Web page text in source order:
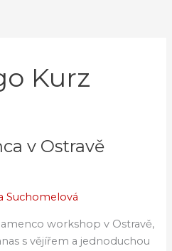
Kurz
v Ostravě
Suchomelová
workshop v Ostravě,
s vějířem a jednoduchou